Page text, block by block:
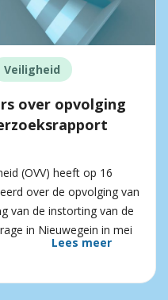
Veiligheid
over opvolging
(OVV) heeft op 16
over de opvolging van
van de instorting van de
in Nieuwegein in mei
Lees meer